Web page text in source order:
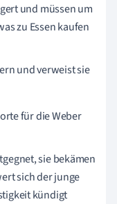
und müssen um
zu Essen kaufen
und verweist sie
für die Weber
sie bekämen
sich der junge
kündigt